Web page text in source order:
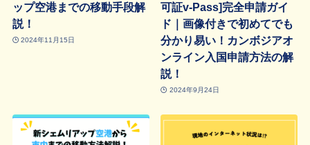
ップ空港までの移動手段解
説！
2024年11月15日
可証v-Pass]完全申請ガイ
ド｜画像付きで初めてでも
分かり易い！カンボジアオ
ンライン入国申請方法の解
説！
2024年9月24日